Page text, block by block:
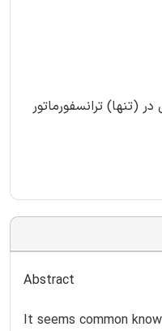
Abstract
It seems common